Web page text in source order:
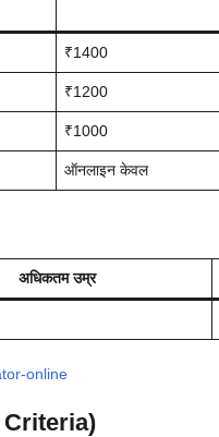
₹1400
₹1200
₹1000
ऑनलाइन केवल
अधिकतम उम्र
online